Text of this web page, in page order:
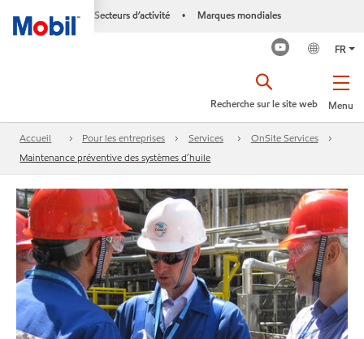
Secteurs d’activité • Marques mondiales
FR
Menu
Recherche sur le site web
Accueil Pour les entreprises Services
OnSite Services
Maintenance préventive des systèmes d’huile